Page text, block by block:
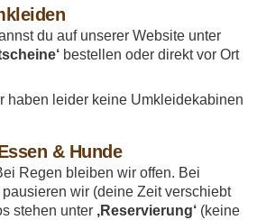
du auf unserer Website unter
bestellen oder direkt vor Ort
haben leider keine Umkleidekabinen
& Hunde
Regen bleiben wir offen. Bei
pausieren wir (deine Zeit verschiebt
stehen unter ‚Reservierung‘ (keine